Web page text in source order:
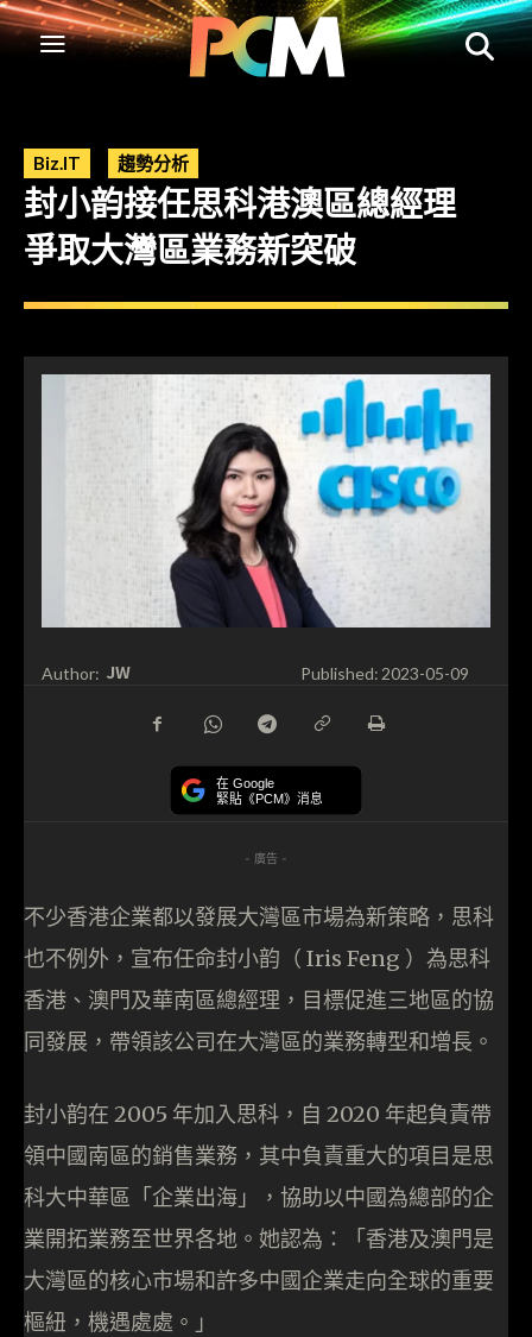
Biz.IT 趨勢分析
封小韵接任思科港澳區總經理
爭取大灣區業務新突破
Author: JW Published: 2023-05-09
在 Google
緊貼《PCM》消息
- 廣告 -
不少香港企業都以發展大灣區市場為新策略，思科
也不例外，宣布任命封小韵（ Iris Feng ）為思科
香港、澳門及華南區總經理，目標促進三地區的協
同發展，帶領該公司在大灣區的業務轉型和增長。
封小韵在 2005 年加入思科，自 2020 年起負責帶
領中國南區的銷售業務，其中負責重大的項目是思
科大中華區「企業出海」，協助以中國為總部的企
業開拓業務至世界各地。她認為：「香港及澳門是
大灣區的核心市場和許多中國企業走向全球的重要
樞紐，機遇處處。」